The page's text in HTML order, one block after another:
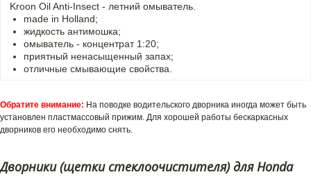
Kroon Oil Anti-Insect - летний омыватель.
made in Holland;
жидкость антимошка;
омыватель - концентрат 1:20;
приятный ненасыщенный запах;
отличные смывающие свойства.
Обратите внимание: На поводке водительского дворника иногда может быть
установлен пластмассовый прижим. Для хорошей работы бескаркасных
дворников его необходимо снять.
Дворники (щетки стеклоочистителя) для Honda